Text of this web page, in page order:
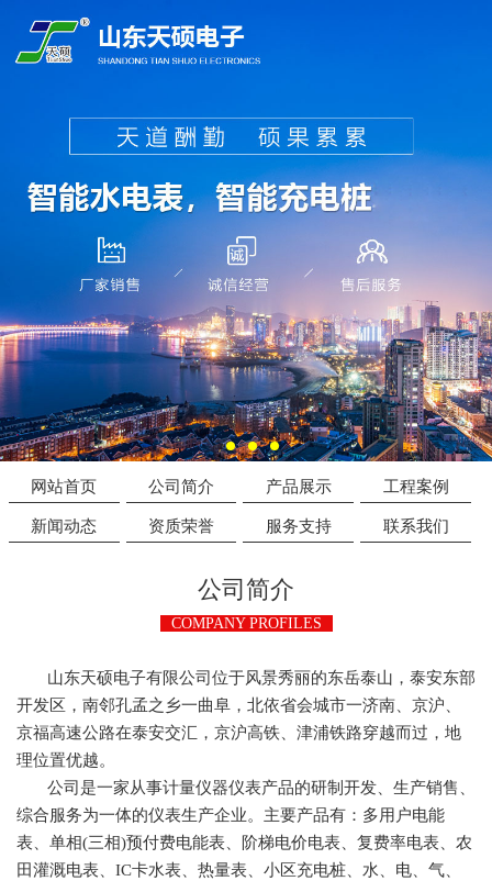
网站首页 公司简介 产品展示 工程案例
新闻动态 资质荣誉 服务支持 联系我们
公司简介
COMPANY PROFILES
山东天硕电子有限公司位于风景秀丽的东岳泰山，泰安东部
开发区，南邻孔孟之乡一曲阜，北依省会城市一济南、京沪、
京福高速公路在泰安交汇，京沪高铁、津浦铁路穿越而过，地
理位置优越。
公司是一家从事计量仪器仪表产品的研制开发、生产销售、
综合服务为一体的仪表生产企业。主要产品有：多用户电能
表、单相(三相)预付费电能表、阶梯电价电表、复费率电表、农
田灌溉电表、IC卡水表、热量表、小区充电桩、水、电、气、